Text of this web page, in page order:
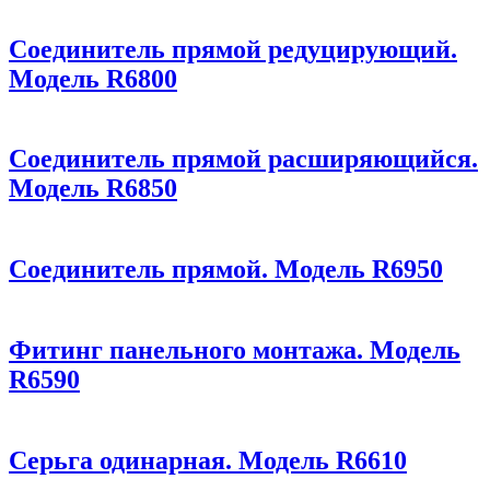
Соединитель прямой редуцирующий.
Модель R6800
Соединитель прямой расширяющийся.
Модель R6850
Соединитель прямой. Модель R6950
Фитинг панельного монтажа. Модель
R6590
Серьга одинарная. Модель R6610